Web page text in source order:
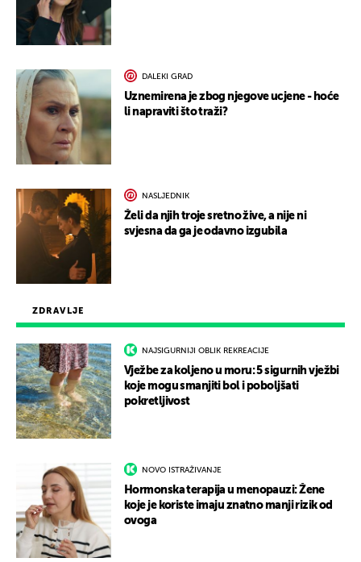
ZDRAVLJE
NAJSIGURNIJI OBLIK REKREACIJE
Vježbe za koljeno u moru: 5 sigurnih vježbi
koje mogu smanjiti bol i poboljšati
pokretljivost
NOVO ISTRAŽIVANJE
Hormonska terapija u menopauzi: Žene
koje je koriste imaju znatno manji rizik od
ovoga
DALEKI GRAD
Uznemirena je zbog njegove ucjene - hoće
li napraviti što traži?
NASLJEDNIK
Želi da njih troje sretno žive, a nije ni
svjesna da ga je odavno izgubila